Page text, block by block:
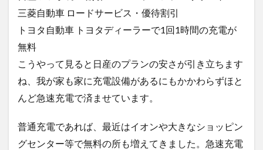
三菱自動車 ロードサービス・優待割引
トヨタ自動車 トヨタディーラーで1回1時間の充電が
無料
こうやって見ると日産のプランの安さが引き立ちます
ね、我が家も家に充電設備があるにもかかわらずほと
んど急速充電で済ませています。
普通充電であれば、最近はイオンや大きなショッピン
グセンター等で無料の所も増えてきました。急速充電